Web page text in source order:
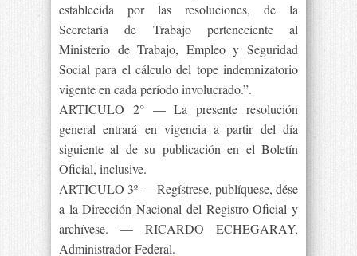
establecida por las resoluciones, de la
Secretaría de Trabajo perteneciente al
Ministerio de Trabajo, Empleo y Seguridad
Social para el cálculo del tope indemnizatorio
vigente en cada período involucrado.”.
ARTICULO 2° — La presente resolución
general entrará en vigencia a partir del día
siguiente al de su publicación en el Boletín
Oficial, inclusive.
ARTICULO 3º — Regístrese, publíquese, dése
a la Dirección Nacional del Registro Oficial y
archívese. — RICARDO ECHEGARAY,
Administrador Federal.